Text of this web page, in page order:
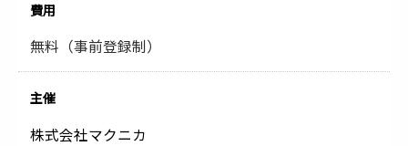
費用
無料（事前登録制）
主催
株式会社マクニカ